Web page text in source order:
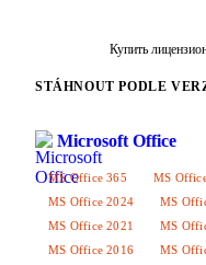
Купить
STÁHNOUT PODLE
Microsoft Office
MS Office 365 MS
MS Office 2024
MS
MS Office 2021
MS
MS Office 2016
MS